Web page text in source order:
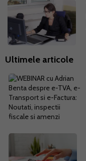
Ultimele articole